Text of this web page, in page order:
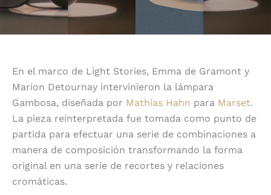
En el marco de Light Stories, Emma de Gramont y
Marion Detournay intervinieron la lámpara
Gambosa, diseñada por Mathias Hahn para Marset.
La pieza reinterpretada fue tomada como punto de
partida para efectuar una serie de combinaciones a
manera de composición transformando la forma
original en una serie de recortes y relaciones
cromáticas.